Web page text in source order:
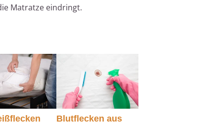
Matratze eindringt.
Blutflecken aus